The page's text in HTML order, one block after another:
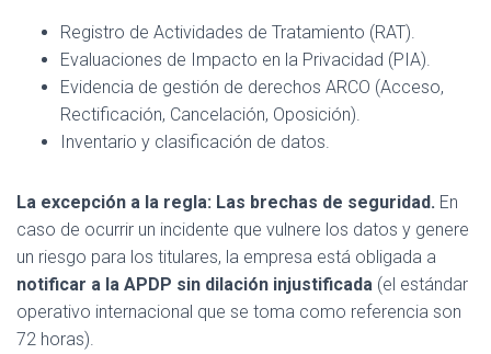
Registro de Actividades de Tratamiento (RAT).
Evaluaciones de Impacto en la Privacidad (PIA).
Evidencia de gestión de derechos ARCO (Acceso,
Rectificación, Cancelación, Oposición).
Inventario y clasificación de datos.
La excepción a la regla: Las brechas de seguridad. En
caso de ocurrir un incidente que vulnere los datos y genere
un riesgo para los titulares, la empresa está obligada a
notificar a la APDP sin dilación injustificada (el estándar
operativo internacional que se toma como referencia son
72 horas).